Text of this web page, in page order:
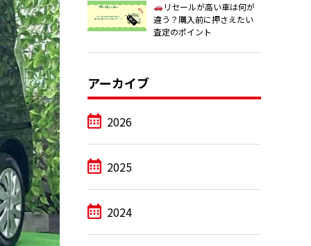
リセールが高い車は何が
違う？購入前に押さえたい
査定のポイント
アーカイブ
2026
2025
2024